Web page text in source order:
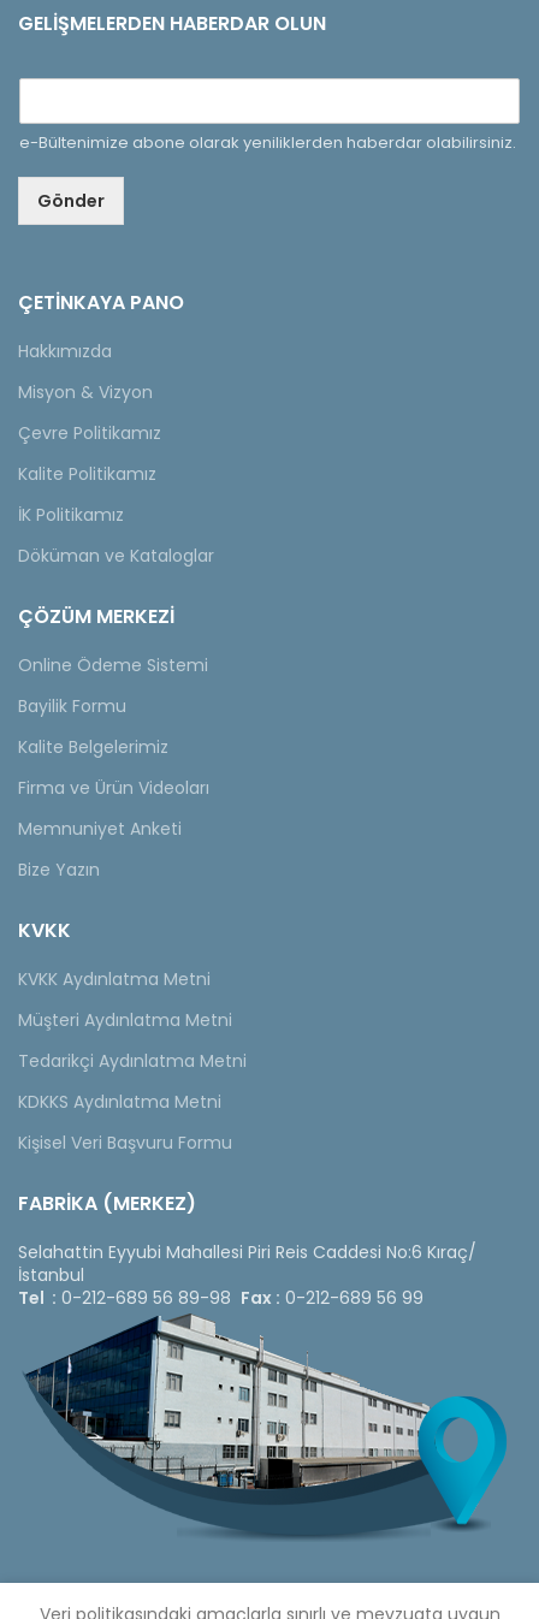
GELIŞMELERDEN HABERDAR OLUN
e-Bültenimize abone olarak yeniliklerden haberdar olabilirsiniz.
Gönder
ÇETINKAYA PANO
Hakkımızda
Misyon & Vizyon
Çevre Politikamız
Kalite Politikamız
İK Politikamız
Döküman ve Kataloglar
ÇÖZÜM MERKEZİ
Online Ödeme Sistemi
Bayilik Formu
Kalite Belgelerimiz
Firma ve Ürün Videoları
Memnuniyet Anketi
Bize Yazın
KVKK
KVKK Aydınlatma Metni
Müşteri Aydınlatma Metni
Tedarikçi Aydınlatma Metni
KDKKS Aydınlatma Metni
Kişisel Veri Başvuru Formu
FABRİKA (MERKEZ)
Selahattin Eyyubi Mahallesi Piri Reis Caddesi No:6 Kıraç/
İstanbul
Tel : 0-212-689 56 89-98 Fax : 0-212-689 56 99
Veri politikasındaki amaçlarla sınırlı ve mevzuata uygun